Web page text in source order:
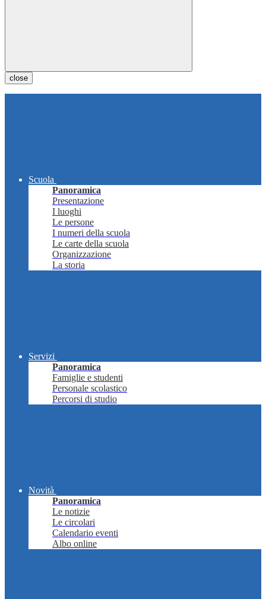
close
Scuola
Panoramica
Presentazione
I luoghi
Le persone
I numeri della scuola
Le carte della scuola
Organizzazione
La storia
Servizi
Panoramica
Famiglie e studenti
Personale scolastico
Percorsi di studio
Novità
Panoramica
Le notizie
Le circolari
Calendario eventi
Albo online